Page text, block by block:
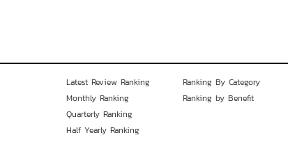
Latest Review Ranking
Monthly Ranking
Quarterly Ranking
Half Yearly Ranking
Ranking By Category
Ranking by Benefit